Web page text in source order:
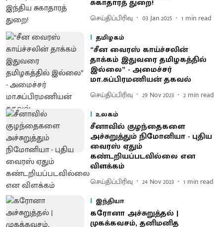
சுகாதாரத் துறை!
செய்திப்பிரிவு 03 Jan 2025 1 min read
தமிழகம்
“சீன வைரஸ் காய்ச்சலின்
தாக்கம் இதுவரை தமிழகத்தில்
இல்லை” - அமைச்சர்
மா.சுப்பிரமணியன் தகவல்
செய்திப்பிரிவு 29 Nov 2023 2 min read
உலகம்
சீனாவில் குழந்தைகளை
அச்சுறுத்தும் நிமோனியா - புதிய
வைரஸ் ஏதும்
கண்டறியப்படவில்லை என
விளக்கம்
செய்திப்பிரிவு 24 Nov 2023 1 min read
இந்தியா
கரோனா அச்சுறுத்தல் |
முகக்கவசம், தனிமனித